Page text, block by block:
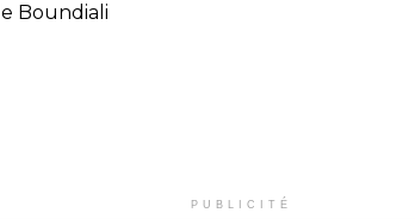
Boundiali
PUBLICITÉ